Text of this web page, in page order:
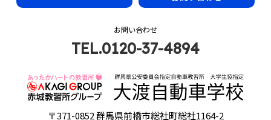
お問い合わせ
TEL.0120-37-4894
〒371-0852 群馬県前橋市総社町総社1164-2